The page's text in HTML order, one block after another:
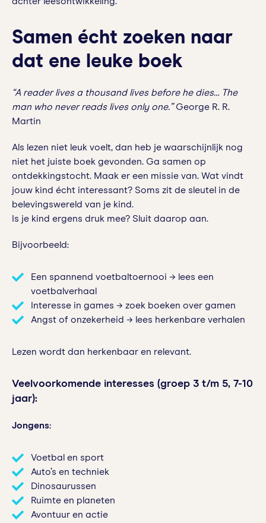
Samen écht zoeken naar
dat ene leuke boek
“A reader lives a thousand lives before he dies… The
man who never reads lives only one.”George R. R.
Martin
Als lezen niet leuk voelt, dan heb je waarschijnlijk nog
niet het juiste boek gevonden. Ga samen op
ontdekkingstocht. Maak er een missie van. Wat vindt
jouw kind écht interessant? Soms zit de sleutel in de
belevingswereld van je kind.
Is je kind ergens druk mee? Sluit daarop aan.
Bijvoorbeeld:
Een spannend voetbaltoernooi → lees een
voetbalverhaal
Interesse in games → zoek boeken over gamen
Angst of onzekerheid → lees herkenbare verhalen
Lezen wordt dan herkenbaar en relevant.
Veelvoorkomende interesses (groep 3 t/m 5, 7-10
jaar):
Jongens:
Voetbal en sport
Auto’s en techniek
Dinosaurussen
Ruimte en planeten
Avontuur en actie